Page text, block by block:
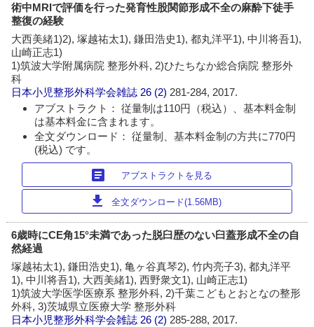
術中MRIで評価を行った発育性股関節形成不全の麻酔下徒手
整復の経験
大西美緒1)2), 塚越祐太1), 鎌田浩史1), 都丸洋平1), 中川将吾1),
山崎正志1)
1)筑波大学附属病院 整形外科, 2)ひたちなか総合病院 整形外
科
日本小児整形外科学会雑誌 26 (2)281-284, 2017.
アブストラクト： 従量制は110円（税込）、基本料金制
は基本料金に含まれます。
全文ダウンロード： 従量制、基本料金制の方共に770円
(税込) です。
article アブストラクトを見る
download 全文ダウンロード(1.56MB)
6歳時にCE角15°未満であった脱臼歴のない臼蓋形成不全の自
然経過
塚越祐太1), 鎌田浩史1), 亀ヶ谷真琴2), 竹内亮子3), 都丸洋平
1), 中川将吾1), 大西美緒1), 西野衆文1), 山崎正志1)
1)筑波大学医学医療系 整形外科, 2)千葉こどもとおとなの整形
外科, 3)茨城県立医療大学 整形外科
日本小児整形外科学会雑誌 26 (2) 285-288, 2017.